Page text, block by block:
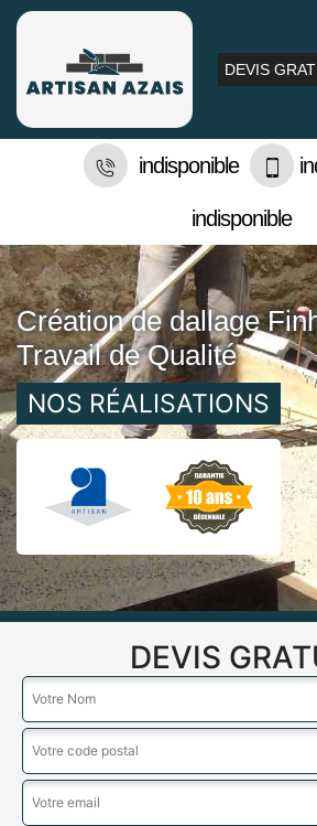
DEVIS
indisponible
indisponible
Création de dallage
Travail de Qualité
NOS RÉALISATIONS
DEVIS